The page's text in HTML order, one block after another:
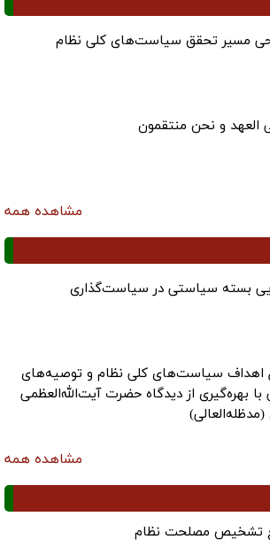
مسیر تحقق سیاست‌های کلی نظام
العهد و نحن منتقمون
مشاهده همه
بسته سیاستی در سیاست‌گذاری
اهداف سیاست‌های کلی نظام و توصیه‌های
بهره‌گیری از دیدگاه حضرت آیت‌الله‌العظمی
مشاهده همه
تشخیص مصلحت نظام